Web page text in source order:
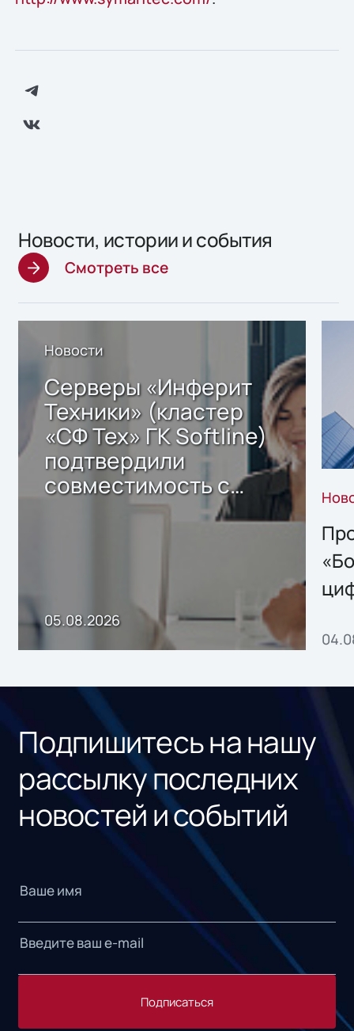
Новости, истории и события
Смотреть все
Новости
Серверы «Инферит
Техники» (кластер
«СФ Тех» ГК Softline)
подтвердили
совместимость с
решением Sharx
05.08.2026
Подпишитесь на нашу
рассылку последних
новостей и событий
Подписаться